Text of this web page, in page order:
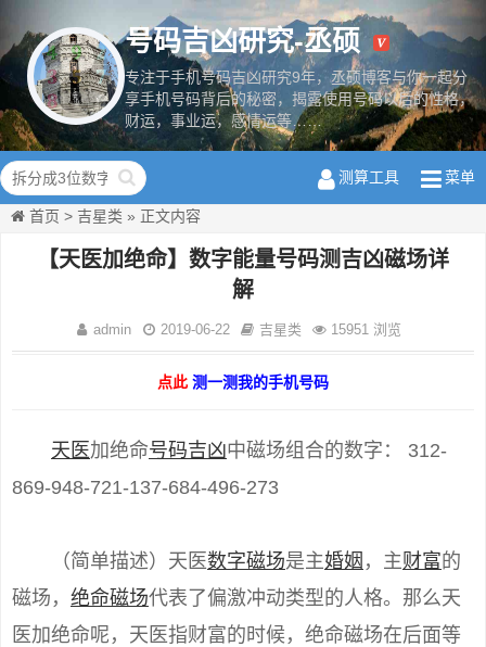
数字磁场学
号码吉凶研究-丞硕
专注于手机号码吉凶研究9年，丞硕博客与你一起分
享手机号码背后的秘密，揭露使用号码以后的性格，
财运，事业运，感情运等……
菜单
测算工具
首页 > 吉星类 » 正文内容
【天医加绝命】数字能量号码测吉凶磁场详
解
admin 2019-06-22 吉星类 15951 浏览
点此 测一测我的手机号码
天医加绝命号码吉凶中磁场组合的数字： 312-
869-948-721-137-684-496-273
（简单描述）天医数字磁场是主婚姻 ，主财富的
磁场， 绝命磁场代表了偏激冲动类型的人格。那么天
医加绝命呢，天医指财富的时候，绝命磁场在后面等